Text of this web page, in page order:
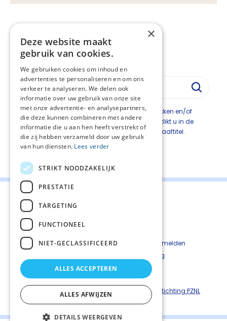
Vastgesteld:
20-08-2015
Regiehouder: IKNL
Dit hoofdstuk is onderverdeeld in subhoofdstukken en/of
paragrafen. Om de inhoud te kunnen bekijken klikt u in de
linkerkolom op de subhoofdstuk- en/of paragraaftitel.
Deel deze pagina:
Contact
Kwetsbaarheid melden
Privacyverkaring
Disclaimer
Richtlijnen palliatieve zorg is een uitgave van © Stichting PZNL
×
Deze website maakt
gebruik van cookies.
We gebruiken cookies om inhoud en
advertenties te personaliseren en om ons
verkeer te analyseren. We delen ook
informatie over uw gebruik van onze site
met onze advertentie- en analysepartners,
die deze kunnen combineren met andere
informatie die u aan hen heeft verstrekt of
die zij hebben verzameld door uw gebruik
van hun diensten. Lees verder
STRIKT NOODZAKELIJK
PRESTATIE
TARGETING
FUNCTIONEEL
NIET-GECLASSIFICEERD
ALLES ACCEPTEREN
ALLES AFWIJZEN
DETAILS WEERGEVEN